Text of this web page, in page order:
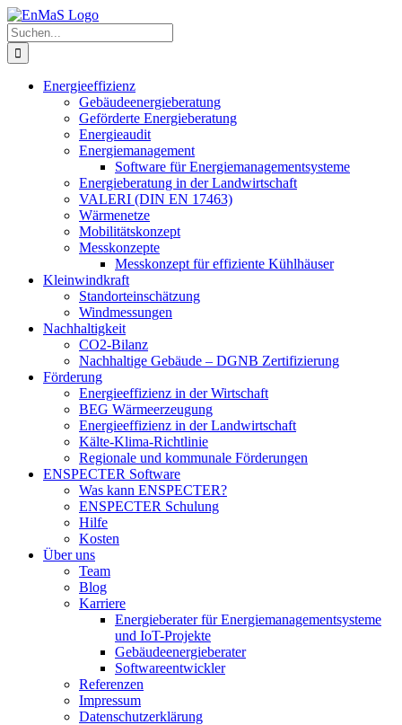
Zum
Inhalt
springen
Suche
nach:
Energieeffizienz
Gebäudeenergieberatung
Geförderte Energieberatung
Energieaudit
Energiemanagement
Software für Energiemanagementsysteme
Energieberatung in der Landwirtschaft
VALERI (DIN EN 17463)
Wärmenetze
Mobilitätskonzept
Messkonzepte
Messkonzept für effiziente Kühlhäuser
Kleinwindkraft
Standorteinschätzung
Windmessungen
Nachhaltigkeit
CO2-Bilanz
Nachhaltige Gebäude – DGNB Zertifizierung
Förderung
Energieeffizienz in der Wirtschaft
BEG Wärmeerzeugung
Energieeffizienz in der Landwirtschaft
Kälte-Klima-Richtlinie
Regionale und kommunale Förderungen
ENSPECTER Software
Was kann ENSPECTER?
ENSPECTER Schulung
Hilfe
Kosten
Über uns
Team
Blog
Karriere
Energieberater für Energiemanagementsysteme
und IoT-Projekte
Gebäudeenergieberater
Softwareentwickler
Referenzen
Impressum
Datenschutzerklärung